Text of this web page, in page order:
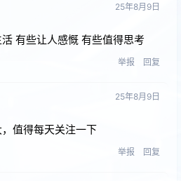
25年8月9日
有些让人感慨 有些值得思考
举报 回复
25年8月9日
值得每天关注一下
举报 回复